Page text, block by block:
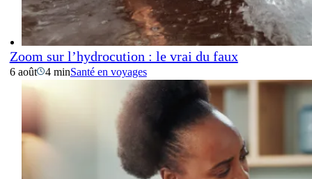
Zoom sur l’hydrocution : le vrai du faux
6 août 4 minSanté en voyages